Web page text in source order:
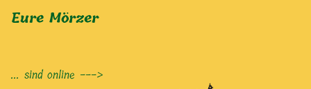
Eure Mörzer
... sind online --->